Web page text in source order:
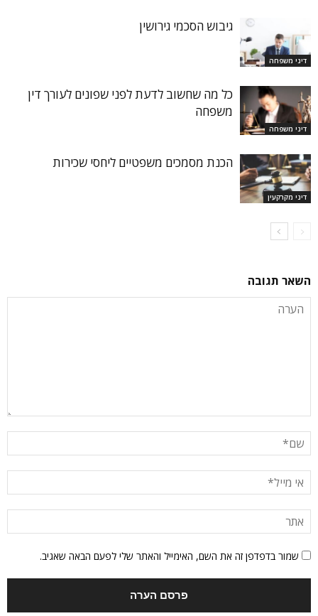
דיני משפחה
גיבוש הסכמי גירושין
דיני משפחה
כל מה שחשוב לדעת לפני שפונים לעורך דין
משפחה
דיני מקרקעין
הכנת מסמכים משפטיים ליחסי שכירות
השאר תגובה
שמור בדפדפן זה את השם, האימייל והאתר שלי לפעם הבאה שאגיב.